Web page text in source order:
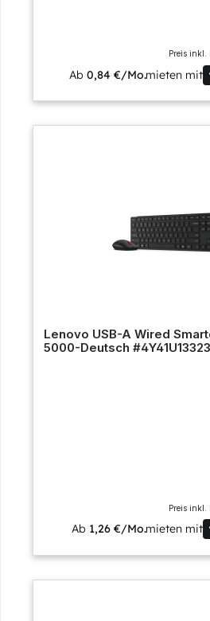
Preis
Ab0,84 €/Mo.mieten mit
Lenovo USB-A Wired
5000-Deutsch #4Y41U13323
Preis
Ab 1,26 €/Mo.mieten mit